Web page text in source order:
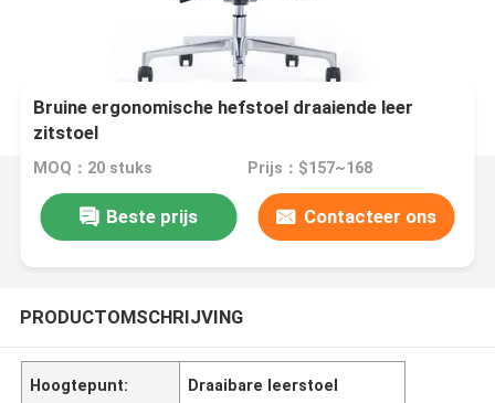
Bruine ergonomische hefstoel draaiende leer
zitstoel
MOQ：20 stuks Prijs：$157~168
Beste prijs Contacteer ons
PRODUCTOMSCHRIJVING
Hoogtepunt: Draaibare leerstoel